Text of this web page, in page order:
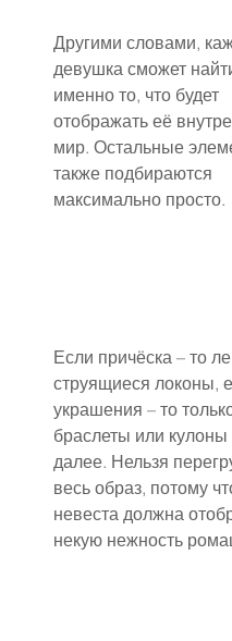
Другими словами,
девушка сможет
именно то, что будет
отображать её
мир. Остальные
также подбираются
максимально просто.
Если причёска – то
струящиеся локоны,
украшения – то
браслеты или кулоны
далее. Нельзя
весь образ, потому
невеста должна
некую нежность